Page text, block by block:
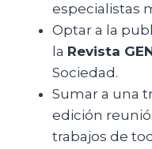
especialistas
Optar a la
la Revista
Sociedad.
Sumar a una
edición
trabajos de